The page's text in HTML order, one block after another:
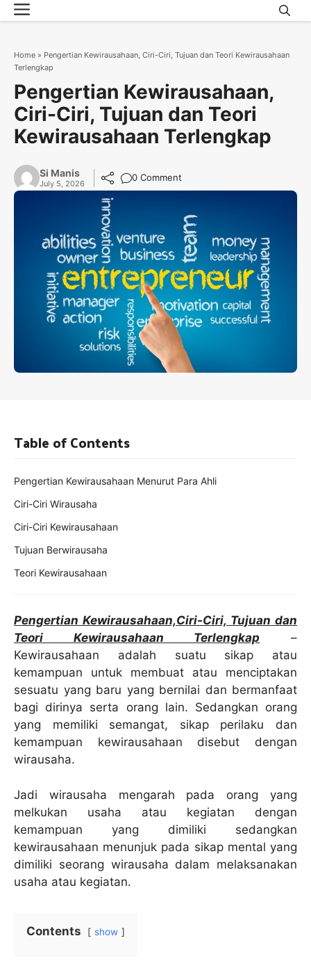
Skip
to
Menu
Home » Pengertian Kewirausahaan, Ciri-Ciri, Tujuan dan Teori Kewirausahaan
Terlengkap
Pengertian Kewirausahaan,
Ciri-Ciri, Tujuan dan Teori
Kewirausahaan Terlengkap
Si Manis
July 5, 2026
0 Comment
Pengertian Kewirausahaan,Ciri-Ciri, Tujuan dan
Teori Kewirausahaan Terlengkap –
Kewirausahaan adalah suatu sikap atau
kemampuan untuk membuat atau menciptakan
sesuatu yang baru yang bernilai dan bermanfaat
bagi dirinya serta orang lain. Sedangkan orang
yang memiliki semangat, sikap perilaku dan
kemampuan kewirausahaan disebut dengan
wirausaha.
Jadi wirausaha mengarah pada orang yang
melkukan usaha atau kegiatan dengan
kemampuan yang dimiliki sedangkan
kewirausahaan menunjuk pada sikap mental yang
dimiliki seorang wirausaha dalam melaksanakan
usaha atau kegiatan.
Contents show
Table of Contents
Pengertian Kewirausahaan Menurut Para Ahli
Ciri-Ciri Wirausaha
Ciri-Ciri Kewirausahaan
Tujuan Berwirausaha
Teori Kewirausahaan